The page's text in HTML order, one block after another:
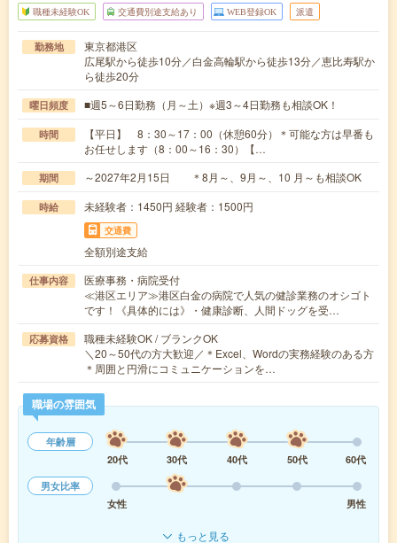
職種未経験OK 交通費別途支給あり WEB登録OK 派遣
勤務地
東京都港区
広尾駅から徒歩10分／白金高輪駅から徒歩13分／恵比寿駅か
ら徒歩20分
曜日頻度 ■週5～6日勤務（月～土）※週3～4日勤務も相談OK！
時間
【平日】 8：30～17：00（休憩60分）＊可能な方は早番も
お任せします（8：00～16：30）【…
期間 ～2027年2月15日 ＊8月～、9月～、10 月～も相談OK
時給 未経験者：1450円 経験者：1500円
交通費
全額別途支給
仕事内容
医療事務・病院受付
≪港区エリア≫港区白金の病院で人気の健診業務のオシゴト
です！《具体的には》・健康診断、人間ドッグを受…
応募資格
職種未経験OK / ブランクOK
＼20～50代の方大歓迎／＊Excel、Wordの実務経験のある方
＊周囲と円滑にコミュニケーションを…
職場の雰囲気
年齢層
20代
30代 40代 50代
60代
男女比率
女性
男性
もっと見る